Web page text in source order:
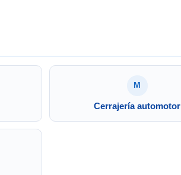
M
Cerrajería automotor